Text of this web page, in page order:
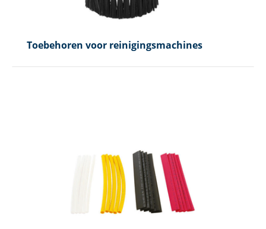
Toebehoren voor reinigingsmachines